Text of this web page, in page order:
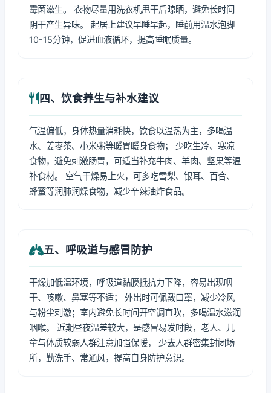
霉菌滋生。 衣物尽量用洗衣机甩干后晾晒，避免长时间
阴干产生异味。 起居上建议早睡早起，睡前用温水泡脚
10-15分钟，促进血液循环，提高睡眠质量。
四、饮食养生与补水建议
气温偏低，身体热量消耗快，饮食以温热为主，多喝温
水、姜枣茶、小米粥等暖胃暖身食物； 少吃生冷、寒凉
食物，避免刺激肠胃，可适当补充牛肉、羊肉、坚果等温
补食材。 空气干燥易上火，可多吃雪梨、银耳、百合、
蜂蜜等润肺润燥食物，减少辛辣油炸食品。
五、呼吸道与感冒防护
干燥加低温环境，呼吸道黏膜抵抗力下降，容易出现咽
干、咳嗽、鼻塞等不适； 外出时可佩戴口罩，减少冷风
与粉尘刺激；室内避免长时间开空调直吹，多喝温水滋润
咽喉。 近期昼夜温差较大，是感冒易发时段，老人、儿
童与体质较弱人群注意加强保暖， 少去人群密集封闭场
所，勤洗手、常通风，提高自身防护意识。